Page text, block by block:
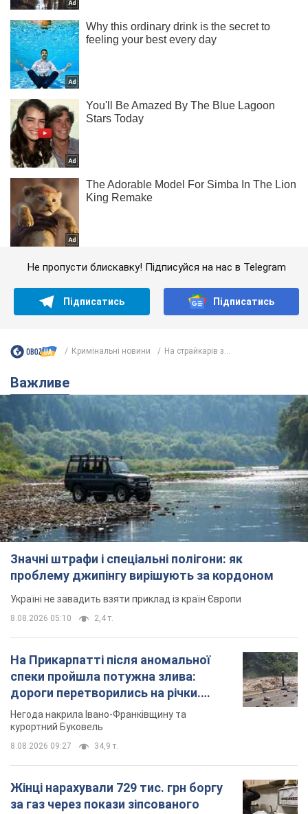
Не пропусти блискавку! Підписуйся на нас в Telegram
Підписатись Підписатись
Кримінальні новини На страйкарів з...
Важливе
Значні штрафи і спеціальні полігони: як
проблему джипінгу вирішують за кордоном
Україні не завадить взяти приклад із країн Європи
8.08.2026 05:10 2,4 т.
На Прикарпатті після аномальної
спеки пройшла потужна злива:
дороги перетворились на річки.
Відео
Негода накрила Івано-Франківщину та
курортний Буковель
8.08.2026 09:27 34,9 т.
Жінці нарахували 729 тис. грн боргу
за газ через покази зіпсованого